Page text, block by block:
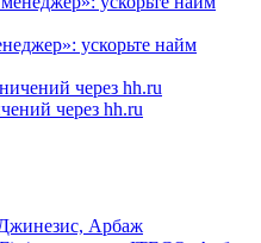
ускорьте найм
через hh.ru
Арбаж